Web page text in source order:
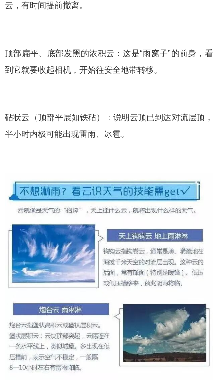
云，有时间提前撤离。
顶部扁平、底部发黑的浓积云：这是“雨窝子”的前身，看
到它就要收起相机，开始往安全地带转移。
砧状云（顶部平展如铁砧）：说明云顶已到达对流层顶，
半小时内极可能出现雷雨、冰雹。